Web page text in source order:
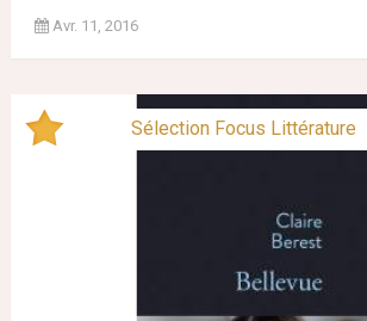
Avr. 11, 2016
Sélection Focus Littérature